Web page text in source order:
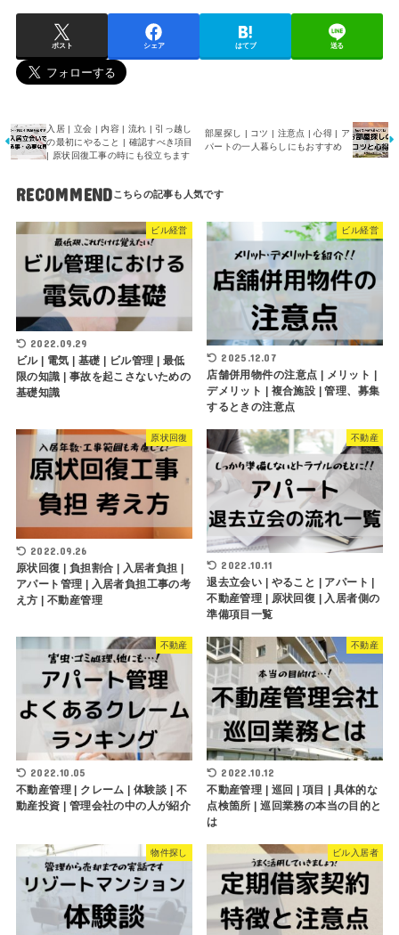
ポスト シェア はてブ 送る
入居 | 立会 | 内容 | 流れ | 引っ越し
の最初にやること | 確認すべき項目
| 原状回復工事の時にも役立ちます
部屋探し | コツ | 注意点 | 心得 | ア
パートの一人暮らしにもおすすめ
RECOMMEND
ビル経営
2022.09.29
ビル | 電気 | 基礎 | ビル管理 | 最低
限の知識 | 事故を起こさないための
基礎知識
ビル経営
2025.12.07
店舗併用物件の注意点 | メリット |
デメリット | 複合施設 | 管理、募集
するときの注意点
原状回復
2022.09.26
原状回復 | 負担割合 | 入居者負担 |
アパート管理 | 入居者負担工事の考
え方 | 不動産管理
不動産
2022.10.11
退去立会い | やること | アパート |
不動産管理 | 原状回復 | 入居者側の
準備項目一覧
不動産
2022.10.05
不動産管理 | クレーム | 体験談 | 不
動産投資 | 管理会社の中の人が紹介
不動産
2022.10.12
不動産管理 | 巡回 | 項目 | 具体的な
点検箇所 | 巡回業務の本当の目的と
は
物件探し ビル入居者